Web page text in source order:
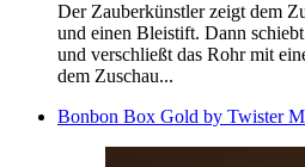
Der Zauberkünstler zeigt dem
und einen Bleistift. Dann
und verschließt das Rohr mit
dem Zuschau...
Bonbon Box Gold by Twister